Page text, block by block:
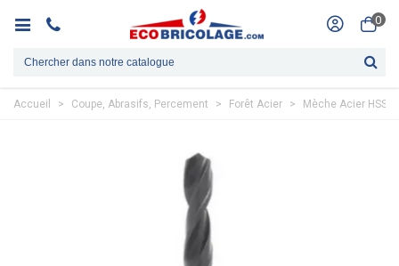
0
Accueil > Coupe, Abrasifs, Percement > Forêt Acier > Mèche Acier HSS